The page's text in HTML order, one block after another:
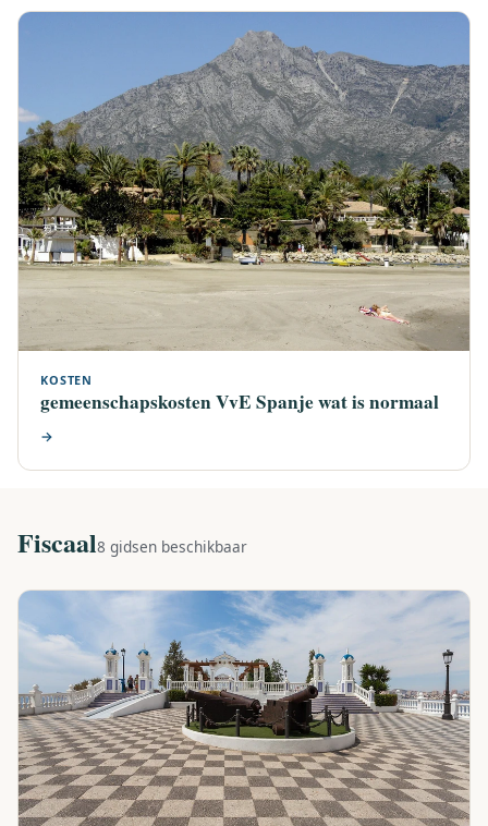
KOSTEN
gemeenschapskosten VvE Spanje wat is normaal
→
Fiscaal8 gidsen beschikbaar